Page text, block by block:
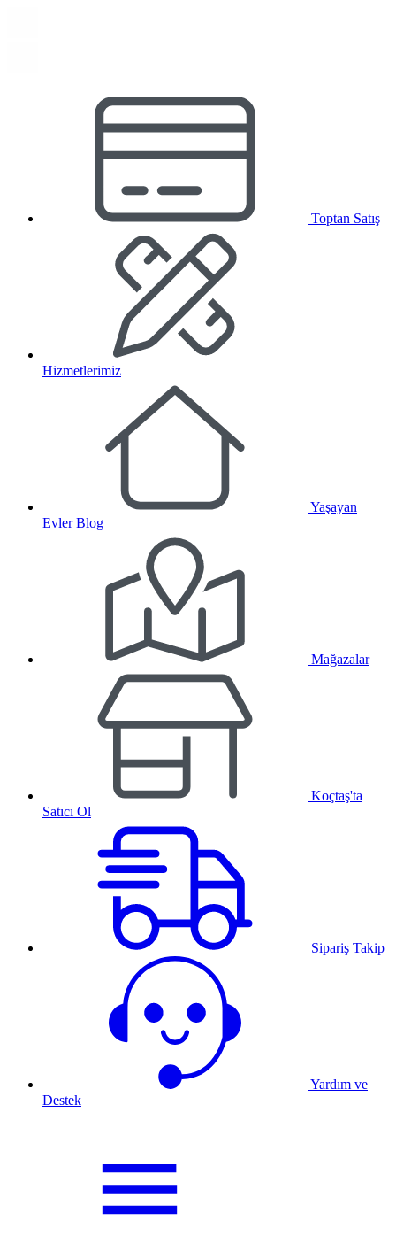
Toptan Satış
Hizmetlerimiz
Yaşayan
Evler Blog
Mağazalar
Koçtaş'ta
Satıcı Ol
Sipariş Takip
Yardım ve
Destek